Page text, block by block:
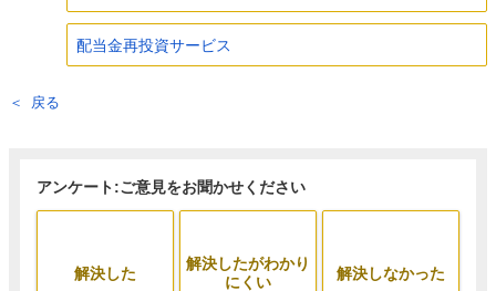
配当金再投資サービス
戻る
アンケート:ご意見をお聞かせください
解決した
解決したがわかり
にくい
解決しなかった